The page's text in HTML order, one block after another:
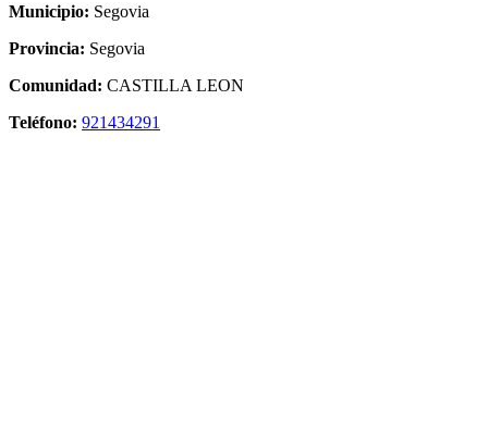
Municipio: Segovia
Provincia: Segovia
Comunidad: CASTILLA LEON
Teléfono: 921434291